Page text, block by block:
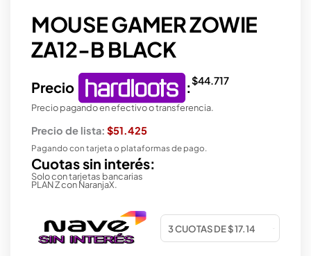
MOUSE GAMER ZOWIE
ZA12-B BLACK
Precio :$44.717
Precio pagando en efectivo o transferencia.
Precio de lista: $51.425
Pagando con tarjeta o plataformas de pago.
Cuotas sin interés:
Solo con tarjetas bancarias
PLAN Z con NaranjaX.